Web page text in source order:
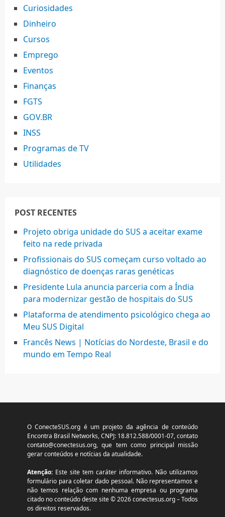
Curiosidades
Dinheiro
Cursos
Emprego
Eventos
Finanças
FGTS
GOV.BR
INSS
Programas de TV
Utilidades
POST RECENTES
Projeto obriga unidade do SUS a aceitar exame
feito na rede privada
Profissionais do SUS começam curso voltado ao
diagnóstico de doenças raras genéticas
Presidente Lula anuncia parceria com a Índia
para modernizar gestão de hospitais do SUS
Plataforma de atendimento psicológico chega ao
Meu SUS Digital
Francês News | Notícias do Nordeste, Brasil e do
mundo em Tempo Real
O ConecteSUS.org é um projeto da agência de conteúdo
Encontra Brasil Networks, CNPJ: 18.812.588/0001-07, contato
contato@conectesus.org, que tem como principal missão
gerar conteúdos e notícias da atualidade.
Atenção:Este site tem caráter informativo. Não utilizamos
formulário para coletar dado pessoal. Não representamos e
não temos relação com nenhuma empresa ou programa
citado no conteúdo deste site © 2026 conectesus.org – Todos
os direitos reservados.